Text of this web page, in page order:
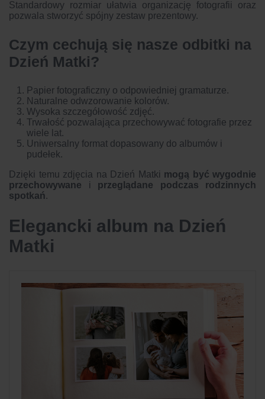
Standardowy rozmiar ułatwia organizację fotografii oraz
pozwala stworzyć spójny zestaw prezentowy.
Czym cechują się nasze odbitki na
Dzień Matki?
Papier fotograficzny o odpowiedniej gramaturze.
Naturalne odwzorowanie kolorów.
Wysoka szczegółowość zdjęć.
Trwałość pozwalająca przechowywać fotografie przez
wiele lat.
Uniwersalny format dopasowany do albumów i
pudełek.
Dzięki temu zdjęcia na Dzień Matki mogą być wygodnie
przechowywane i przeglądane podczas rodzinnych
spotkań.
Elegancki album na Dzień
Matki